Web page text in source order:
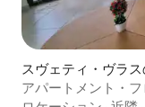
スヴェティ・ヴラ
アパートメント・